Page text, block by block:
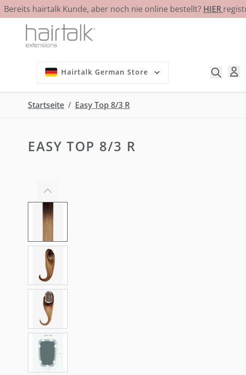
Bereits hairtalk Kunde, aber noch nie online bestellt? HIER
Zum Inhalt springen
Hairtalk German Store
Startseite / Easy Top 8/3 R
EASY TOP 8/3 R
View larger image
View larger image
View larger image
View larger image